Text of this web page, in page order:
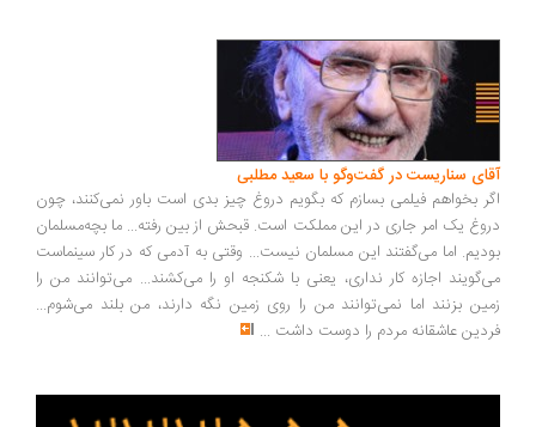
سناریست در گفت‌وگو با سعید مطلبی
بخواهم فیلمی بسازم که بگویم دروغ چیز بدی است باور نمی‌کنند، چون
یک امر جاری در این مملکت است. قبحش از بین رفته... ما بچه‌مسلمان
اما می‌گفتند این مسلمان نیست... وقتی به آدمی که در کار سینماست
اجازه کار نداری، یعنی با شکنجه او را می‌کشند... می‌توانند من را
بزنند اما نمی‌توانند من را روی زمین نگه دارند، من بلند می‌شوم...
عاشقانه مردم را دوست داشت ...